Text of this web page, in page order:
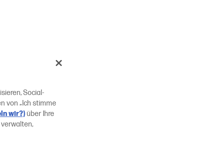
Social-
von „Ich stimme
wir?)über Ihre